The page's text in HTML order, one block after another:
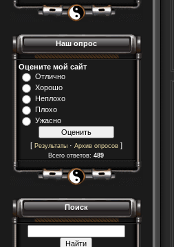
Наш опрос
Оцените мой сайт
Отлично
Хорошо
Неплохо
Плохо
Ужасно
[ Результаты· Архив опросов]
Всего ответов: 489
Поиск